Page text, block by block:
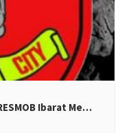
Ibarat Me…